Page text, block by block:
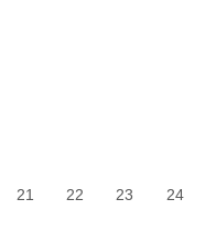
21 22 23 24